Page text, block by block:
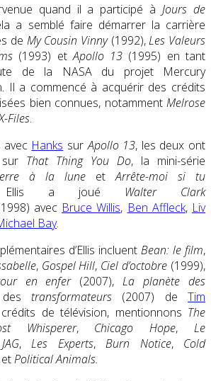
quand il a participé àJours de
a semblé faire démarrer la carrière
de My Cousin Vinny(1992),Les Valeurs
(1993) etApollo 13 (1995) en tant
de la NASA du projet Mercury
Il a commencé à acquérir des crédits
bien connues, notamment Melrose
Files.
avec Hanks surApollo 13, les deux ont
That Thing You Do, la mini-série
à la lune etArrête-moi si tu
a joué Walter Clark
avec Bruce Willis, Ben Affleck, Liv
Bay.
d’Ellis incluent Bean: le film,
, Gospel Hill, Ciel d’octobre (1999),
en enfer(2007),La planète des
destransformateurs (2007) deTim
de télévision, mentionnons The
Whisperer, Chicago Hope,Le
JAG,Les Experts,Burn Notice, Cold
etPolitical Animals.